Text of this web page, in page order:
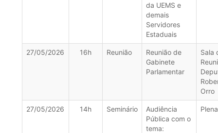
da UEMS e
demais
Servidores
Estaduais
27/05/2026 16h Reunião
Reunião de
Gabinete
Parlamentar
Sala
Orro
27/05/2026 14h Seminário
Audiência
Pública com o
tema: